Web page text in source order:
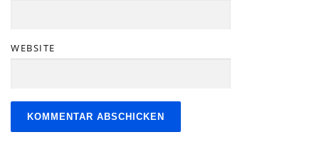
WEBSITE